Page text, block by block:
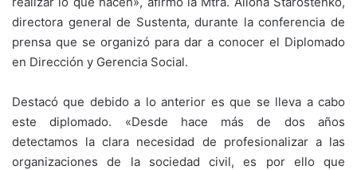
directora general de Sustenta, durante la conferencia de
prensa que se organizó para dar a conocer el Diplomado
en Dirección y Gerencia Social.
Destacó que debido a lo anterior es que se lleva a cabo
este diplomado. «Desde hace más de dos años
detectamos la clara necesidad de profesionalizar a las
organizaciones de la sociedad civil, es por ello que